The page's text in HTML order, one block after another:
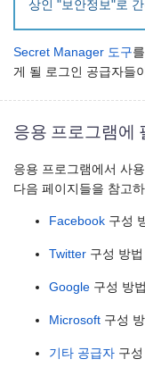
상인 "보안정보"로
Secret Manager 도구
게 될 로그인 공급자들
응용 프로그램에
응용 프로그램에서 사
다음 페이지들을 참고
Facebook 구성
Twitter 구성 방법
Google 구성 방법
Microsoft 구성
기타 공급자 구